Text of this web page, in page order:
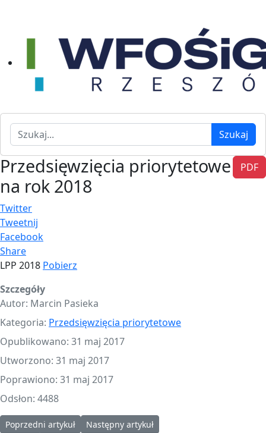
Szukaj Szukaj
PDF
Przedsięwzięcia priorytetowe
na rok 2018
Twitter
Tweetnij
Facebook
Share
LPP 2018 Pobierz
Szczegóły
Autor: Marcin Pasieka
Kategoria: Przedsięwzięcia priorytetowe
Opublikowano: 31 maj 2017
Utworzono: 31 maj 2017
Poprawiono: 31 maj 2017
Odsłon: 4488
Poprzedni artykuł: Przedsięwzięcia priorytetowe na rok 2019
Poprzedni artykuł Następny artykuł: Przedsięwzięcia
Następny artykuł